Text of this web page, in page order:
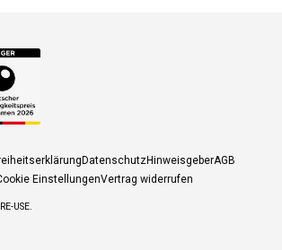
DatenschutzHinweisgeberAGB
EinstellungenVertrag widerrufen
USE.